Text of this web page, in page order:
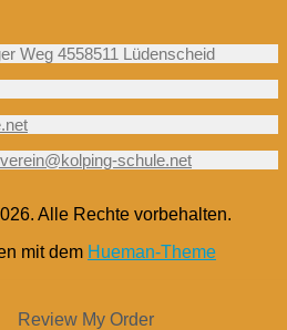
Weg 4558511 Lüdenscheid
schule.net
Alle Rechte vorbehalten.
mit dem Hueman-Theme
Review My Order